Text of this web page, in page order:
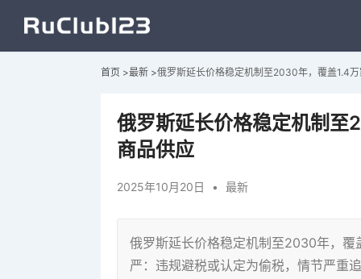
首页 >最新 >俄罗斯延长价格稳定机制至2030年，覆盖1.4
俄罗斯延长价格稳定机制
商品供应
2025年10月20日 • 最新
俄罗斯延长价格稳定机制至2030年，覆
严：违规避税或认定为偷税，情节严重